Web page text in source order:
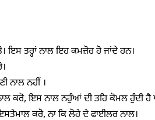
ਇਸ ਤਰ੍ਹਾਂ ਨਾਲ ਇਹ ਕਮਜ਼ੋਰ ਹੋ ਜਾਂਦੇ ਹਨ।
ਨਾਲ ਨਹੀਂ ।
ਕਰੋ, ਇਸ ਨਾਲ ਨਹੁੰਆਂ ਦੀ ਤਹਿ ਕੋਮਲ ਹੁੰਦੀ ਹੈ
ਕਰੋ, ਨਾ ਕਿ ਲੋਹੇ ਦੇ ਫਾਈਲਰ ਨਾਲ।